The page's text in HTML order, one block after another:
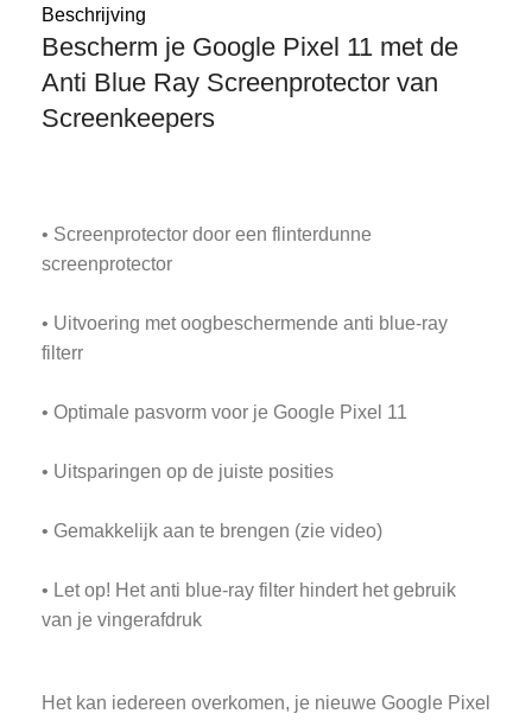
Beschrijving
Bescherm je Google Pixel 11 met de
Anti Blue Ray Screenprotector van
Screenkeepers
• Screenprotector door een flinterdunne
screenprotector
• Uitvoering met oogbeschermende anti blue-ray
filterr
• Optimale pasvorm voor je Google Pixel 11
• Uitsparingen op de juiste posities
• Gemakkelijk aan te brengen (zie video)
• Let op! Het anti blue-ray filter hindert het gebruik
van je vingerafdruk
Het kan iedereen overkomen, je nieuwe Google Pixel